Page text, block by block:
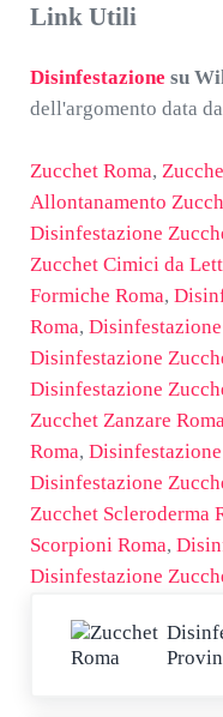
Link Utili
Disinfestazione su
dell'argomento data
Zucchet Roma,
Allontanamento
Disinfestazione
Zucchet Cimici da
Formiche Roma,
Roma,
Disinfestazione
Disinfestazione
Zucchet Zanzare
Roma,
Disinfestazione
Zucchet Scleroderma
Scorpioni Roma,
Disinfestazione